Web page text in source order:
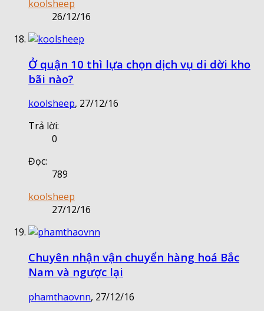
koolsheep
26/12/16
Ở quận 10 thì lựa chọn dịch vụ di dời kho
bãi nào?
koolsheep, 27/12/16
Trả lời:
0
Đọc:
789
koolsheep
27/12/16
Chuyên nhận vận chuyển hàng hoá Bắc
Nam và ngược lại
phamthaovnn, 27/12/16